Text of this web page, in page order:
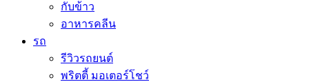
กับข้าว
อาหารคลีน
รถ
รีวิวรถยนต์
พริตตี้ มอเตอร์โชว์